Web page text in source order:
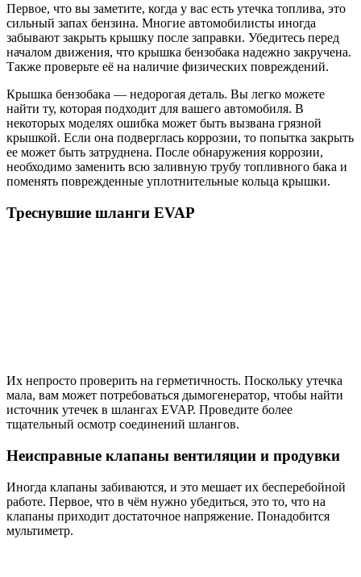
Первое, что вы заметите, когда у вас есть утечка топлива, это
сильный запах бензина. Многие автомобилисты иногда
забывают закрыть крышку после заправки. Убедитесь перед
началом движения, что крышка бензобака надежно закручена.
Также проверьте её на наличие физических повреждений.
Крышка бензобака — недорогая деталь. Вы легко можете
найти ту, которая подходит для вашего автомобиля. В
некоторых моделях ошибка может быть вызвана грязной
крышкой. Если она подверглась коррозии, то попытка закрыть
ее может быть затруднена. После обнаружения коррозии,
необходимо заменить всю заливную трубу топливного бака и
поменять поврежденные уплотнительные кольца крышки.
Треснувшие шланги EVAP
Их непросто проверить на герметичность. Поскольку утечка
мала, вам может потребоваться дымогенератор, чтобы найти
источник утечек в шлангах EVAP. Проведите более
тщательный осмотр соединений шлангов.
Неисправные клапаны вентиляции и продувки
Иногда клапаны забиваются, и это мешает их бесперебойной
работе. Первое, что в чём нужно убедиться, это то, что на
клапаны приходит достаточное напряжение. Понадобится
мультиметр.